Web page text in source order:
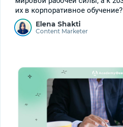
их в корпоративное обучение?
Elena Shakti
Content Marketer